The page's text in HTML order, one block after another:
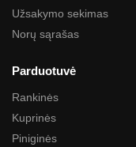
Užsakymo sekimas
Norų sąrašas
Parduotuvė
Rankinės
Kuprinės
Piniginės